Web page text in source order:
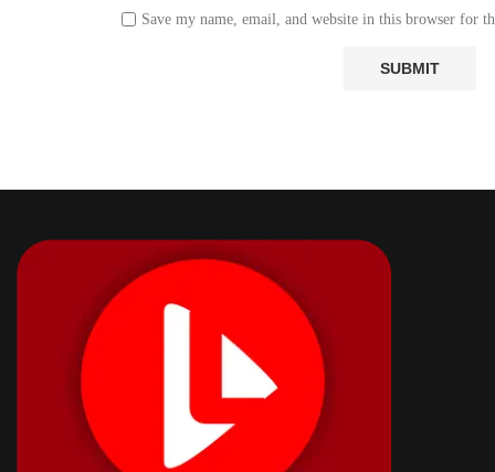
Save my name, email, and website in this browser for